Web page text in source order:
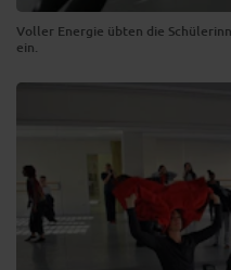
Voller Energie übten die
ein.